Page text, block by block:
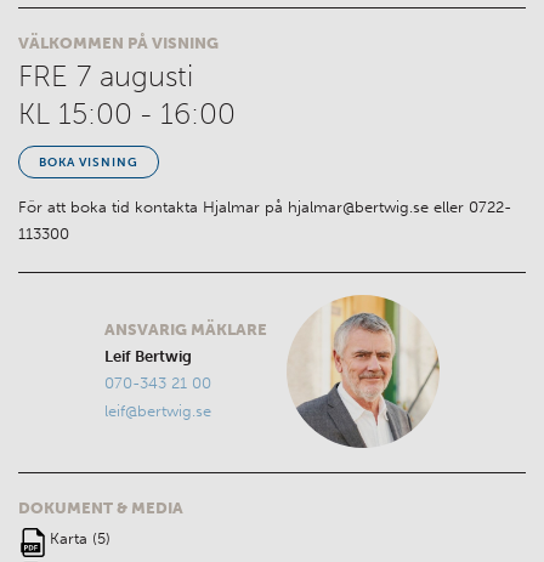
VÄLKOMMEN PÅ VISNING
FRE 7 augusti
KL 15:00 - 16:00
BOKA VISNING
För att boka tid kontakta Hjalmar på hjalmar@bertwig.se eller 0722-
113300
ANSVARIG MÄKLARE
Leif Bertwig
070-343 21 00
leif@bertwig.se
DOKUMENT & MEDIA
Karta (5)